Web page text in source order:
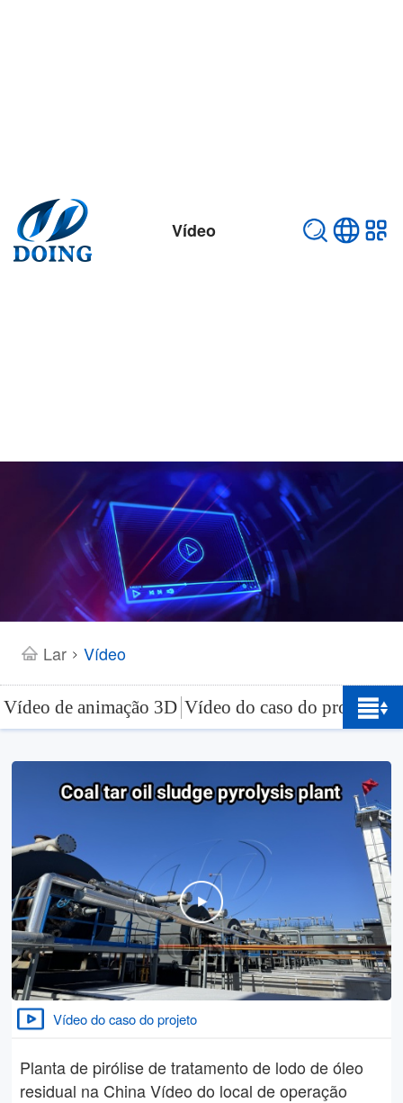
Vídeo
Lar> Vídeo
Vídeo de animação 3D Vídeo do caso do projeto
Vídeo do caso do projeto
Planta de pirólise de tratamento de lodo de óleo
residual na China Vídeo do local de operação